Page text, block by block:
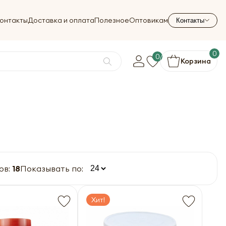
Доставка и оплатаПолезноеОптовикам Контакты
0 Корзина
0
18Показывать по:
Хит!